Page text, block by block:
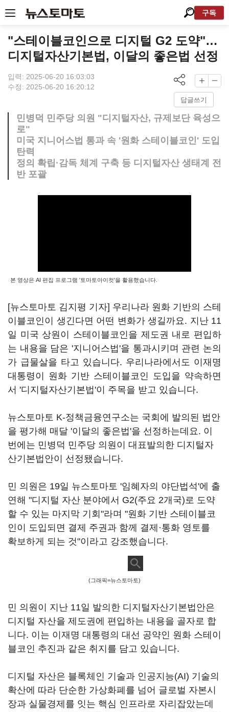
구독
"스테이블코인으로 디지털 G2 도약"…
디지털자산기본법, 이달의 좋은법 선정
입력: 2025-06-20 16:03:03
수정: 2025-06-20 16:20:12
답글쓰기
민병덕 민주당 의원 "디지털자산, 규제보단 육성으
로"
미국 지니어스법 통과 속 '원화 스테이블코인' 도입
탄력
정의 확립·감독 체계 구축 등 디지털자산 생태계 전
반 포괄
본 영상은 AI 편집 프로그램 '토마토아이컷'을 활용했습니다.
[뉴스토마토 김지평 기자] 우리나라 원화 기반의 스테
이블코인이 생긴다면 어떤 변화가 생길까요. 지난 11
일 미국 상원이 스테이블코인을 제도권 내로 편입하
는 내용을 담은 '지니어스법'을 통과시키며 관련 논의
가 급물살을 타고 있습니다. 우리나라에서도 이재명
대통령이 원화 기반 스테이블코인 도입을 약속하면
서 '디지털자산기본법'이 주목을 받고 있습니다.
뉴스토마토 K-정책금융연구소는 국회에 발의된 법안
을 평가해 매달 '이달의 좋은법'을 선정하는데요. 이
번에는 민병덕 민주당 의원이 대표발의한 디지털자
산기본법안이 선정됐습니다.
민 의원은 19일 뉴스토마토 '임혜자의 야단법석'에 출
연해 "디지털 자산 분야에서 G2(주요 2개국)로 도약
할 수 있는 마지막 기회"라며 "원화 기반 스테이블코
인이 도입되면 결제 주권과 함께 결제·통화 영토를
확보하게 되는 것"이라고 강조했습니다.
(그래픽=뉴스토마토)
민 의원이 지난 11일 발의한 디지털자산기본법안은
디지털 자산을 제도권에 편입하는 내용을 골자로 합
니다. 이는 이재명 대통령의 대선 공약인 원화 스테이
블코인 추진과 같은 취지를 담고 있습니다.
디지털 자산은 블록체인 기술과 인공지능(AI) 기술의
확산에 따라 단순한 가상화폐를 넘어 글로벌 자본시
장과 실물경제를 잇는 핵심 인프라로 자리잡았는데